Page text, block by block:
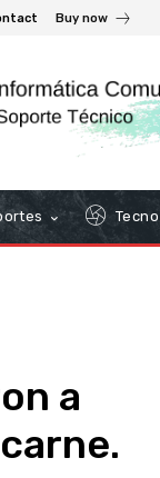
Buy now
Tecno
a